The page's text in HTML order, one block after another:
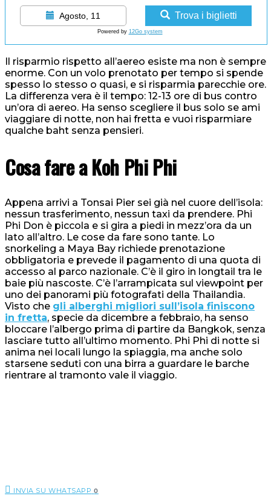
Agosto, 11 Trova i biglietti
Powered by 12Go system
Il risparmio rispetto all’aereo esiste ma non è sempre
enorme. Con un volo prenotato per tempo si spende
spesso lo stesso o quasi, e si risparmia parecchie ore.
La differenza vera è il tempo: 12-13 ore di bus contro
un’ora di aereo. Ha senso scegliere il bus solo se ami
viaggiare di notte, non hai fretta e vuoi risparmiare
qualche baht senza pensieri.
Cosa fare a Koh Phi Phi
Appena arrivi a Tonsai Pier sei già nel cuore dell’isola:
nessun trasferimento, nessun taxi da prendere. Phi
Phi Don è piccola e si gira a piedi in mezz’ora da un
lato all’altro. Le cose da fare sono tante. Lo
snorkeling a Maya Bay richiede prenotazione
obbligatoria e prevede il pagamento di una quota di
accesso al parco nazionale. C’è il giro in longtail tra le
baie più nascoste. C’è l’arrampicata sul viewpoint per
uno dei panorami più fotografati della Thailandia.
Visto che gli alberghi migliori sull’isola finiscono
in fretta, specie da dicembre a febbraio, ha senso
bloccare l’albergo prima di partire da Bangkok, senza
lasciare tutto all’ultimo momento. Phi Phi di notte si
anima nei locali lungo la spiaggia, ma anche solo
starsene seduti con una birra a guardare le barche
rientrare al tramonto vale il viaggio.
INVIA SU WHATSAPP 0